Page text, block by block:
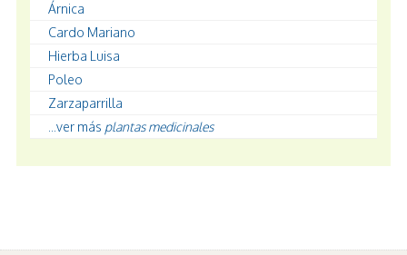
Árnica
Cardo Mariano
Hierba Luisa
Poleo
Zarzaparrilla
...ver más plantas medicinales